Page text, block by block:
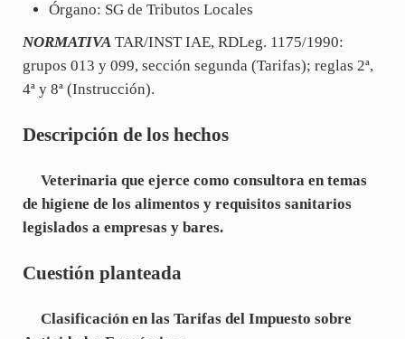
Órgano: SG de Tributos Locales
NORMATIVATAR/INST IAE, RDLeg. 1175/1990:
grupos 013 y 099, sección segunda (Tarifas); reglas 2ª,
4ª y 8ª (Instrucción).
Descripción de los hechos
Veterinaria que ejerce como consultora en temas
de higiene de los alimentos y requisitos sanitarios
legislados a empresas y bares.
Cuestión planteada
Clasificación en las Tarifas del Impuesto sobre